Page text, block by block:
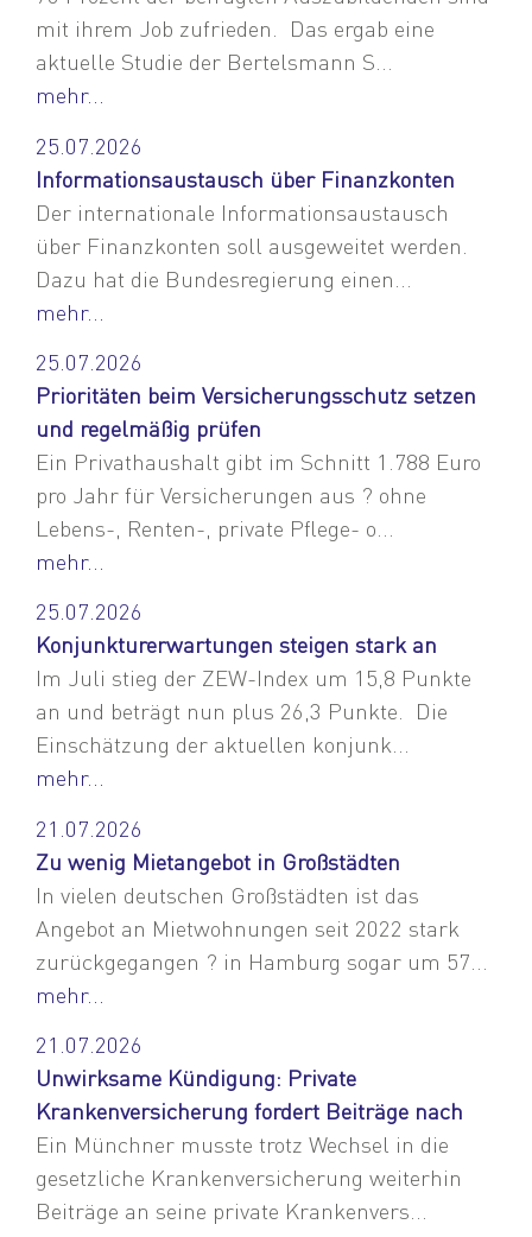
mit ihrem Job zufrieden. Das ergab eine
aktuelle Studie der Bertelsmann S...
mehr...
25.07.2026
Informationsaustausch über Finanzkonten
Der internationale Informationsaustausch
über Finanzkonten soll ausgeweitet werden.
Dazu hat die Bundesregierung einen...
mehr...
25.07.2026
Prioritäten beim Versicherungsschutz setzen
und regelmäßig prüfen
Ein Privathaushalt gibt im Schnitt 1.788 Euro
pro Jahr für Versicherungen aus ? ohne
Lebens-, Renten-, private Pflege- o...
mehr...
25.07.2026
Konjunkturerwartungen steigen stark an
Im Juli stieg der ZEW-Index um 15,8 Punkte
an und beträgt nun plus 26,3 Punkte. Die
Einschätzung der aktuellen konjunk...
mehr...
21.07.2026
Zu wenig Mietangebot in Großstädten
In vielen deutschen Großstädten ist das
Angebot an Mietwohnungen seit 2022 stark
zurückgegangen ? in Hamburg sogar um 57...
mehr...
21.07.2026
Unwirksame Kündigung: Private
Krankenversicherung fordert Beiträge nach
Ein Münchner musste trotz Wechsel in die
gesetzliche Krankenversicherung weiterhin
Beiträge an seine private Krankenvers...